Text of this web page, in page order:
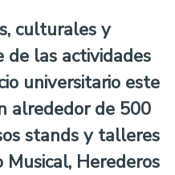
culturales y
las actividades
universitario este
alrededor de 500
stands y talleres
Musical, Herederos